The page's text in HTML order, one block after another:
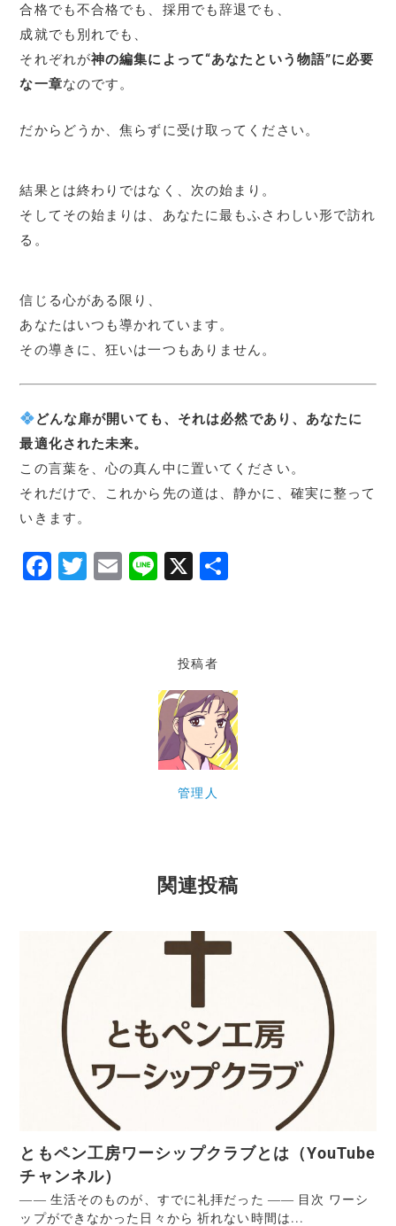
合格でも不合格でも、採用でも辞退でも、
成就でも別れでも、
それぞれが神の編集によって“あなたという物語”に必要
な一章なのです。
だからどうか、焦らずに受け取ってください。
結果とは終わりではなく、次の始まり。
そしてその始まりは、あなたに最もふさわしい形で訪れ
る。
信じる心がある限り、
あなたはいつも導かれています。
その導きに、狂いは一つもありません。
どんな扉が開いても、それは必然であり、あなたに
最適化された未来。
この言葉を、心の真ん中に置いてください。
それだけで、これから先の道は、静かに、確実に整って
いきます。
F
T
E
Li X
投稿者
管理人
関連投稿
ともペン工房ワーシップクラブとは（YouTube
チャンネル）
―― 生活そのものが、すでに礼拝だった ―― 目次 ワーシ
ップができなかった日々から 祈れない時間は...